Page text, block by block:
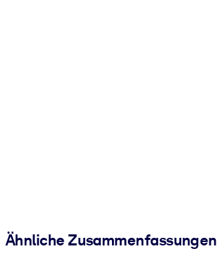
Ähnliche Zusammenfassungen